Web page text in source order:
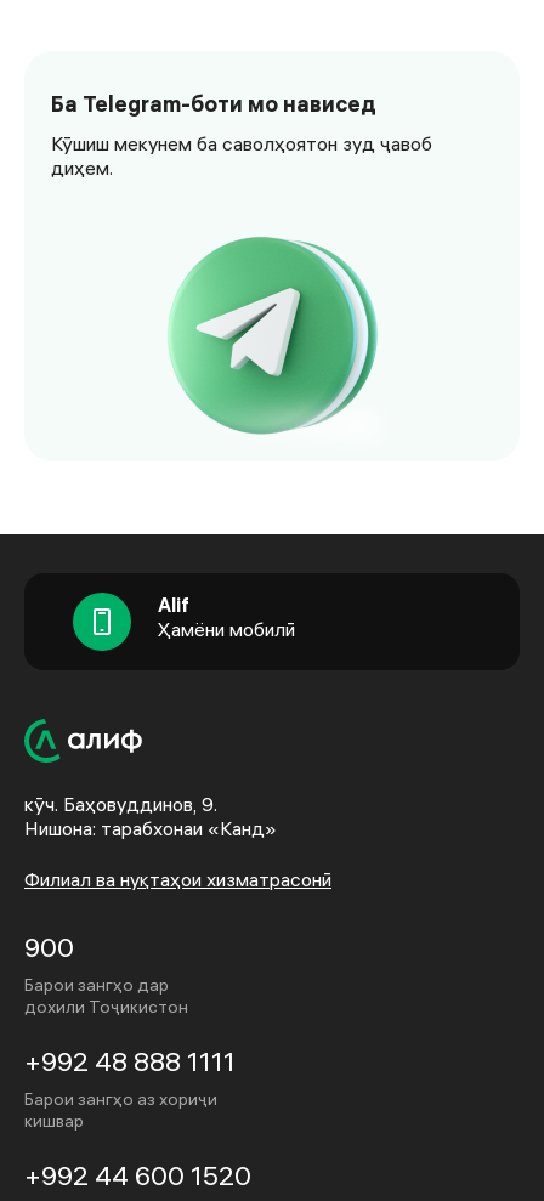
Ба Telegram-боти мо нависед
Кӯшиш мекунем ба саволҳоятон зуд ҷавоб
диҳем.
Alif
Ҳамёни мобилӣ
кӯч. Баҳовуддинов, 9.
Нишона: тарабхонаи «Канд»
Филиал ва нуқтаҳои хизматрасонӣ
900
Барои зангҳо дар
дохили Тоҷикистон
+992 48 888 1111
Барои зангҳо аз хориҷи
кишвар
+992 44 600 1520